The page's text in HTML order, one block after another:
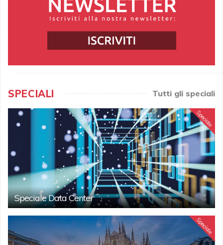
SPECIALI Tutti gli speciali
Speciale
Speciale Data Center
Speciale